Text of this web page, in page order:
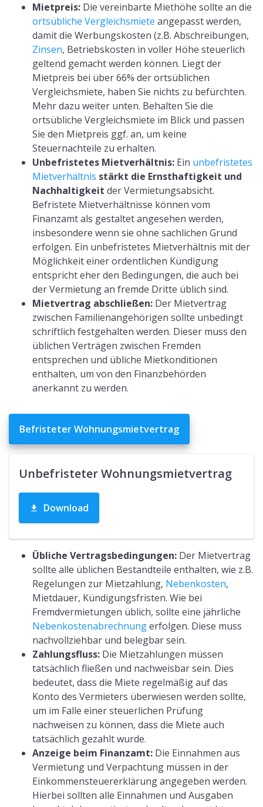
Mietpreis: Die vereinbarte Miethöhe sollte an die
ortsübliche Vergleichsmiete angepasst werden,
damit die Werbungskosten (z.B. Abschreibungen,
Zinsen, Betriebskosten in voller Höhe steuerlich
geltend gemacht werden können. Liegt der
Mietpreis bei über 66% der ortsüblichen
Vergleichsmiete, haben Sie nichts zu befürchten.
Mehr dazu weiter unten. Behalten Sie die
ortsübliche Vergleichsmiete im Blick und passen
Sie den Mietpreis ggf. an, um keine
Steuernachteile zu erhalten.
Unbefristetes Mietverhältnis: Ein unbefristetes
Mietverhältnis stärkt die Ernsthaftigkeit und
Nachhaltigkeit der Vermietungsabsicht.
Befristete Mietverhältnisse können vom
Finanzamt als gestaltet angesehen werden,
insbesondere wenn sie ohne sachlichen Grund
erfolgen. Ein unbefristetes Mietverhältnis mit der
Möglichkeit einer ordentlichen Kündigung
entspricht eher den Bedingungen, die auch bei
der Vermietung an fremde Dritte üblich sind.
Mietvertrag abschließen: Der Mietvertrag
zwischen Familienangehörigen sollte unbedingt
schriftlich festgehalten werden. Dieser muss den
üblichen Verträgen zwischen Fremden
entsprechen und übliche Mietkonditionen
enthalten, um von den Finanzbehörden
anerkannt zu werden.
Befristeter Wohnungsmietvertrag
Unbefristeter Wohnungsmietvertrag
Download
Übliche Vertragsbedingungen: Der Mietvertrag
sollte alle üblichen Bestandteile enthalten, wie z.B.
Regelungen zur Mietzahlung, Nebenkosten,
Mietdauer, Kündigungsfristen. Wie bei
Fremdvermietungen üblich, sollte eine jährliche
Nebenkostenabrechnungerfolgen. Diese muss
nachvollziehbar und belegbar sein.
Zahlungsfluss: Die Mietzahlungen müssen
tatsächlich fließen und nachweisbar sein. Dies
bedeutet, dass die Miete regelmäßig auf das
Konto des Vermieters überwiesen werden sollte,
um im Falle einer steuerlichen Prüfung
nachweisen zu können, dass die Miete auch
tatsächlich gezahlt wurde.
Anzeige beim Finanzamt: Die Einnahmen aus
Vermietung und Verpachtung müssen in der
Einkommensteuererklärung angegeben werden.
Hierbei sollten alle Einnahmen und Ausgaben